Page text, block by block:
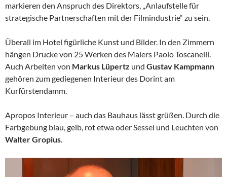
markieren den Anspruch des Direktors, „Anlaufstelle für
strategische Partnerschaften mit der Filmindustrie“ zu sein.
Überall im Hotel figürliche Kunst und Bilder. In den Zimmern
hängen Drucke von 25 Werken des Malers Paolo Toscanelli.
Auch Arbeiten von Markus Lüpertz und Gustav Kampmann
gehören zum gediegenen Interieur des Dorint am
Kurfürstendamm.
Apropos Interieur – auch das Bauhaus lässt grüßen. Durch die
Farbgebung blau, gelb, rot etwa oder Sessel und Leuchten von
Walter Gropius.